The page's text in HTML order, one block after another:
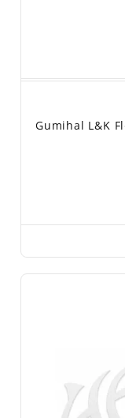
Gumihal L&K